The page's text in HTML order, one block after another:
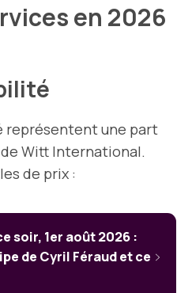
en 2026
représentent une part
Witt International.
de prix :
soir, 1er août 2026 :
de Cyril Féraud et ce